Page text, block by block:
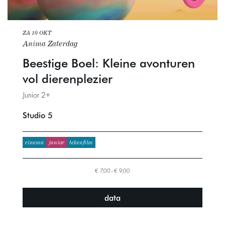
Beestige Boel: Kleine avonturen
vol dierenplezier
Junior 2+
Anima Zaterdag
ZA 10 OKT
Studio 5
cinema junior tekenfilm
€ 7,00–€ 9,00
data